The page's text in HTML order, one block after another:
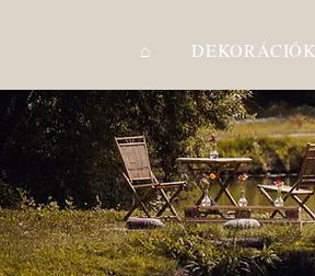
⌂ DEKORÁCIÓK